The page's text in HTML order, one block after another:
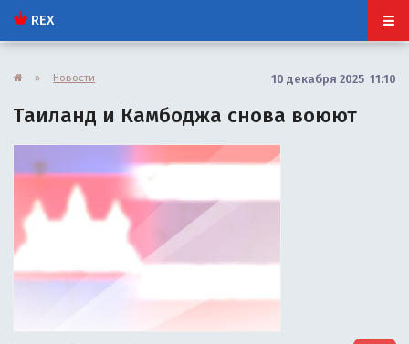
REX
» Новости 10 декабря 2025 11:10
Таиланд и Камбоджа снова воюют